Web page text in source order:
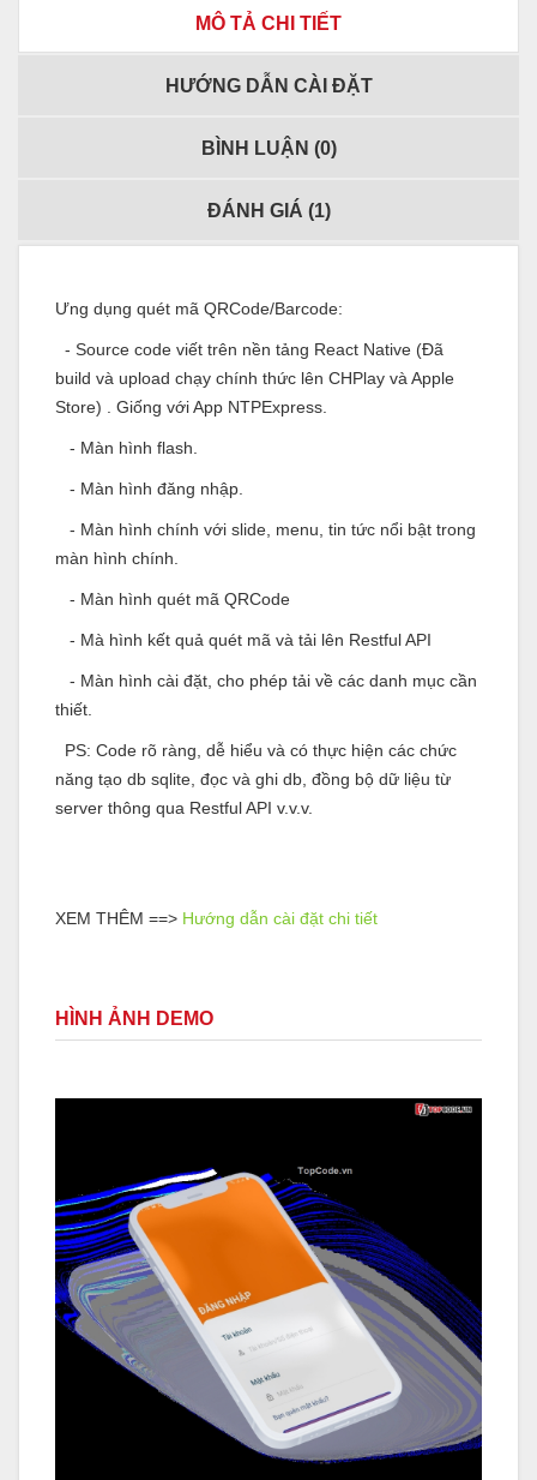
MÔ TẢ CHI TIẾT
HƯỚNG DẪN CÀI ĐẶT
BÌNH LUẬN (0)
ĐÁNH GIÁ (1)
Ưng dụng quét mã QRCode/Barcode:
- Source code viết trên nền tảng React Native (Đã
build và upload chạy chính thức lên CHPlay và Apple
Store) . Giống với App NTPExpress.
- Màn hình flash.
- Màn hình đăng nhập.
- Màn hình chính với slide, menu, tin tức nổi bật trong
màn hình chính.
- Màn hình quét mã QRCode
- Mà hình kết quả quét mã và tải lên Restful API
- Màn hình cài đặt, cho phép tải về các danh mục cần
thiết.
PS: Code rõ ràng, dễ hiểu và có thực hiện các chức
năng tạo db sqlite, đọc và ghi db, đồng bộ dữ liệu từ
server thông qua Restful API v.v.v.
XEM THÊM ==> Hướng dẫn cài đặt chi tiết
HÌNH ẢNH DEMO